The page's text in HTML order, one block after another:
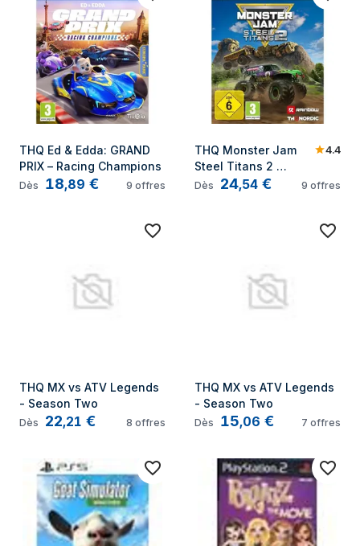
THQ Ed & Edda: GRAND
PRIX – Racing Champions
Dès 18,89 € 9 offres
THQ Monster Jam
Steel Titans 2
Standard Multilingue
4.4
Dès 24,54 € 9 offres
THQ MX vs ATV Legends
- Season Two
Dès 22,21 € 8 offres
THQ MX vs ATV Legends
- Season Two
Dès 15,06 € 7 offres